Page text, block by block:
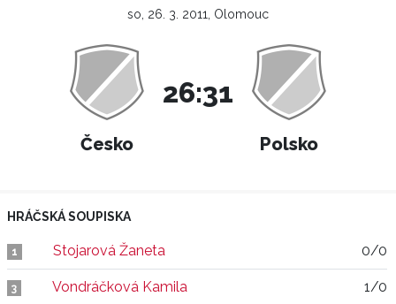
so, 26. 3. 2011, Olomouc
Česko
26:31
Polsko
HRÁČSKÁ SOUPISKA
1 Stojarová Žaneta 0/0
3 Vondráčková Kamila 1/0